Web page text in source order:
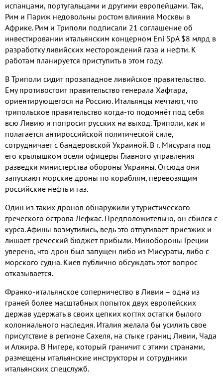
испанцами, португальцами и другими европейцами.Так,
Рим и Париж недовольны ростом влияния Москвы в
Африке. Рим и Триполи подписали 21 соглашение об
инвестировании итальянским концерном Eni SpA $8 млрд в
разработку ливийских месторождений газа и нефти. К
работам планируется приступить в этом году.
В Триполи сидит прозападное ливийское правительство.
Ему противостоит правительство генерала Хафтара,
ориентирующегося на Россию. Итальянцы мечтают, что
трипольское правительство когда-то подомнёт под себя
всю Ливию и попросит русских на выход.Триполи, как и
полагается антироссийской политической силе,
сотрудничает с бандеровской Украиной. В г. Мисурата под
его крылышком осели офицеры Главного управления
разведки министерства обороны Украины.Отсюда они
запускают морские дроны по кораблям, перевозящим
российские нефть и газ.
Один из таких дронов обнаружили у туристического
греческого острова Лефкас. Предположительно, он сбился с
курса.Афины возмутились, ведь это отпугивает приезжих и
лишает греческий бюджет прибыли. Минобороны Греции
уверено, что дрон был запущен либо из Мисураты, либо с
морского судна. Киев публично обсуждать этот вопрос
отказывается.
Франко-итальянское соперничество в Ливии – одна из
граней более масштабных попыток двух европейских
держав удержать в своих цепких когтях остатки былого
колониального наследия. Италия желала бы усилить свое
присутствие в регионе Сахеля, на стыке границ Ливии, Чада
и Алжира. В Нигере, который граничит с этими странами,
размещены итальянские инструкторы и сотрудники
итальянских спецслужб.